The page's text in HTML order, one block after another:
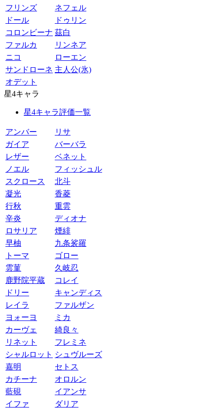
フリンズ
ネフェル
ドール
ドゥリン
コロンビーナ 茲白
ファルカ
リンネア
ニコ
ローエン
サンドローネ 主人公(氷)
オデット
星4キャラ
星4キャラ評価一覧
アンバー
リサ
ガイア
バーバラ
レザー
ベネット
ノエル
フィッシュル
スクロース
北斗
凝光
香菱
行秋
重雲
辛炎
ディオナ
ロサリア
煙緋
早柚
九条裟羅
トーマ
ゴロー
雲菫
久岐忍
鹿野院平蔵
コレイ
ドリー
キャンディス
レイラ
ファルザン
ヨォーヨ
ミカ
カーヴェ
綺良々
リネット
フレミネ
シャルロット シュヴルーズ
嘉明
セトス
カチーナ
オロルン
藍硯
イアンサ
イファ
ダリア